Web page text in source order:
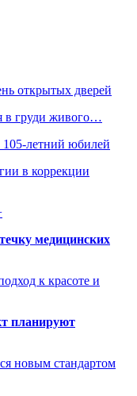
открытых дверей
в груди живого…
летний юбилей
в коррекции
медицинских
к красоте и
планируют
новым стандартом